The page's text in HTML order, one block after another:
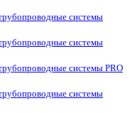
системы
системы
системы PRO
системы